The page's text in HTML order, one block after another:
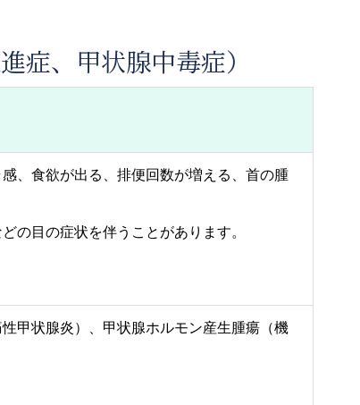
症、甲状腺中毒症）
、食欲が出る、排便回数が増える、首の腫
の目の症状を伴うことがあります。
甲状腺炎）、甲状腺ホルモン産生腫瘍（機